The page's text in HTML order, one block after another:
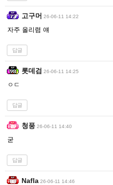
고구머 26-06-11 14:22
자주 올리렴 얘
답글
롯데검 26-06-11 14:25
ㅇㄷ
답글
청풍 26-06-11 14:40
굳
답글
Nafla 26-06-11 14:46